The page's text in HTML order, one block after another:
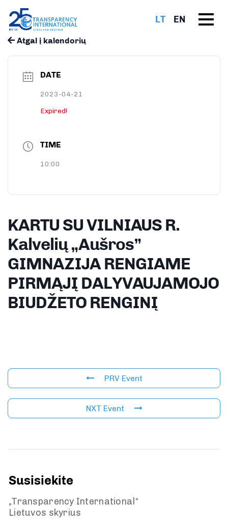
LT EN
Atgal į kalendorių
DATE
2023-04-21
Expired!
TIME
10:00
KARTU SU VILNIAUS R.
Kalvelių „Aušros”
GIMNAZIJA RENGIAME
PIRMĄJĮ DALYVAUJAMOJO
BIUDŽETO RENGINĮ
PRV Event
NXT Event
Susisiekite
„Transparency International“
Lietuvos skyrius